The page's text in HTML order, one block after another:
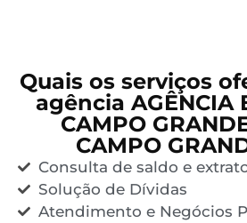
Quais os serviços
agência AGÊNCIA
CAMPO
CAMPO
Consulta de saldo e
Solução de Dívidas
Atendimento e Negócios